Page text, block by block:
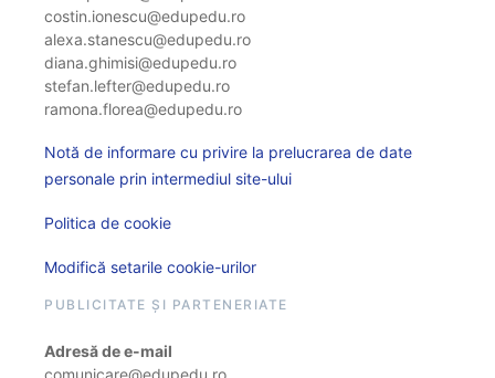
costin.ionescu@edupedu.ro
alexa.stanescu@edupedu.ro
diana.ghimisi@edupedu.ro
stefan.lefter@edupedu.ro
ramona.florea@edupedu.ro
Notă de informare cu privire la prelucrarea de date
personale prin intermediul site-ului
Politica de cookie
Modifică setarile cookie-urilor
PUBLICITATE ȘI PARTENERIATE
Adresă de e-mail
comunicare@edupedu.ro